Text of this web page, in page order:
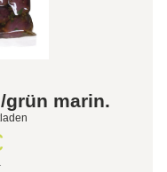
grün marin.